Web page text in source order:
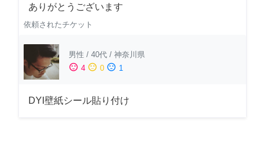
ありがとうございます
依頼されたチケット
男性 / 40代 / 神奈川県
sentiment_satisfied 4 sentiment_neutral 0 sentiment_dissatisfied 1
DYI壁紙シール貼り付け